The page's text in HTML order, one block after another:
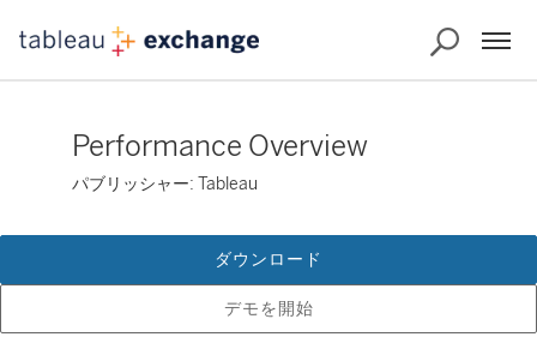
Performance Overview
パブリッシャー: Tableau
デモを開始
ダウンロード